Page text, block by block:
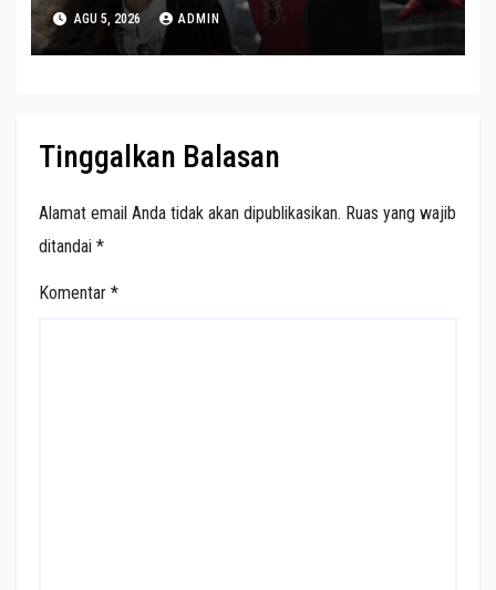
AGU 5, 2026 ADMIN
Tinggalkan Balasan
Alamat email Anda tidak akan dipublikasikan. Ruas yang wajib
ditandai *
Komentar *